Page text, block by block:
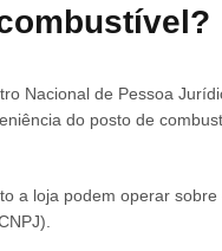
Nacional de Pessoa
do posto de
a loja podem operar sobre